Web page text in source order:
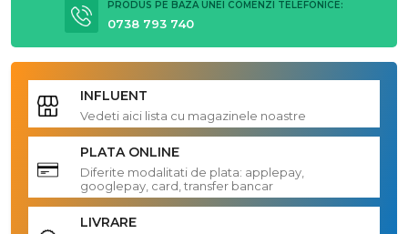
PRODUS PE BAZA UNEI COMENZI TELEFONICE:
0738 793 740
INFLUENT
Vedeti aici lista cu magazinele noastre
PLATA ONLINE
Diferite modalitati de plata: applepay,
googlepay, card, transfer bancar
LIVRARE